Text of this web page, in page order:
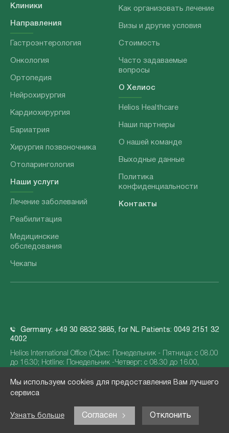
Мы используем cookies для предоставления Вам лучшего
сервиса
Узнать больше Согласен Отклонить
Клиники
Направления
Гастроэнтерология
Онкология
Ортопедия
Нейрохирургия
Кардиохирургия
Бариатрия
Хирургия позвоночника
Отоларингология
Наши услуги
Лечение заболеваний
Реабилитация
Медицинские
обследования
Чекапы
Как организовать лечение
Визы и другие условия
Стоимость
Часто задаваемые
вопросы
О Хелиос
Helios Healthcare
Наши партнеры
О нашей команде
Выходные данные
Политика
конфиденциальности
Контакты
Germany: +49 30 6832 3885, for NL Patients: 0049 2151 32
4002
Helios International Office (Офис: Понедельник - Пятница: с 08.00
до 16.30; Hotline: Понедельник -Четверг: с 08.30 до 16.00,
info@helios-international.com
© 2026 Helios Kliniken GmbH